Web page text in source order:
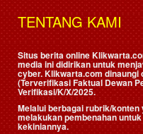
TENTANG KAMI
Situs berita online
media ini didirikan untuk
cyber. Klikwarta.com dinaungi
(Terverifikasi Faktual Dewan
Verifikasi/K/X/2025.
Melalui berbagai rubrik/
melakukan pembenahan
kekiniannya.